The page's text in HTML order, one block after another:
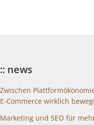
:: news
Zwischen
E-Commerce wirklich
Marketing und SEO für